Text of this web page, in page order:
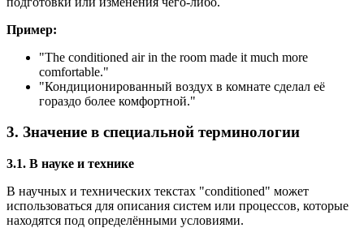
Пример:
"The conditioned air in the room made it much more
comfortable."
"Кондиционированный воздух в комнате сделал её
гораздо более комфортной."
3. Значение в специальной терминологии
3.1. В науке и технике
В научных и технических текстах "conditioned" может
использоваться для описания систем или процессов, которые
находятся под определёнными условиями.